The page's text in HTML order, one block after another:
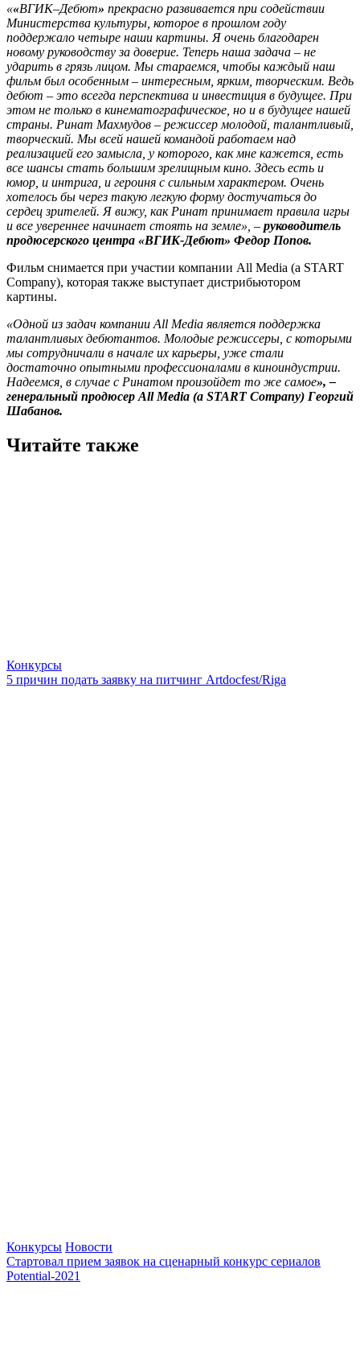
««ВГИК–Дебют» прекрасно развивается при содействии
Министерства культуры, которое в прошлом году
поддержало четыре наши картины. Я очень благодарен
новому руководству за доверие. Теперь наша задача – не
ударить в грязь лицом. Мы стараемся, чтобы каждый наш
фильм был особенным – интересным, ярким, творческим. Ведь
дебют – это всегда перспектива и инвестиция в будущее. При
этом не только в кинематографическое, но и в будущее нашей
страны. Ринат Махмудов – режиссер молодой, талантливый,
творческий. Мы всей нашей командой работаем над
реализацией его замысла, у которого, как мне кажется, есть
все шансы стать большим зрелищным кино. Здесь есть и
юмор, и интрига, и героиня с сильным характером. Очень
хотелось бы через такую легкую форму достучаться до
сердец зрителей. Я вижу, как Ринат принимает правила игры
и все увереннее начинает стоять на земле», – руководитель
продюсерского центра «ВГИК-Дебют» Федор Попов.
Фильм снимается при участии компании All Media (а START
Company), которая также выступает дистрибьютором
картины.
«Одной из задач компании All Media является поддержка
талантливых дебютантов. Молодые режиссеры, с которыми
мы сотрудничали в начале их карьеры, уже стали
достаточно опытными профессионалами в киноиндустрии.
Надеемся, в случае с Ринатом произойдет то же самое», –
генеральный продюсер All Media (a START Company) Георгий
Шабанов.
Читайте также
Конкурсы
5 причин подать заявку на питчинг Artdocfest/Riga
Конкурсы Новости
Стартовал прием заявок на сценарный конкурс сериалов
Potential-2021